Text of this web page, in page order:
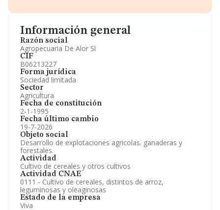
Información general
Razón social
Agropecuaria De Alor Sl
CIF
B06213227
Forma jurídica
Sociedad limitada
Sector
Agricultura
Fecha de constitución
2-1-1995
Fecha último cambio
19-7-2026
Objeto social
Desarrollo de explotaciones agricolas. ganaderas y
forestales.
Actividad
Cultivo de cereales y otros cultivos
Actividad CNAE
0111 - Cultivo de cereales, distintos de arroz,
leguminosas y oleaginosas
Estado de la empresa
Viva
Información oficial y registral complementaria.